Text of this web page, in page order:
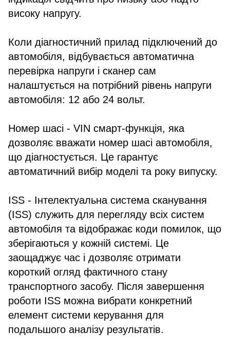
високу напругу.
Коли діагностичний прилад підключений до
автомобіля, відбувається автоматична
перевірка напруги і сканер сам
налаштується на потрібний рівень напруги
автомобіля: 12 або 24 вольт.
Номер шасі - VIN смарт-функція, яка
дозволяє вважати номер шасі автомобіля,
що діагностується. Це гарантує
автоматичний вибір моделі та року випуску.
ISS - Інтелектуальна система сканування
(ISS) служить для перегляду всіх систем
автомобіля та відображає коди помилок, що
зберігаються у кожній системі. Це
заощаджує час і дозволяє отримати
короткий огляд фактичного стану
транспортного засобу. Після завершення
роботи ISS можна вибрати конкретний
елемент системи керування для
подальшого аналізу результатів.